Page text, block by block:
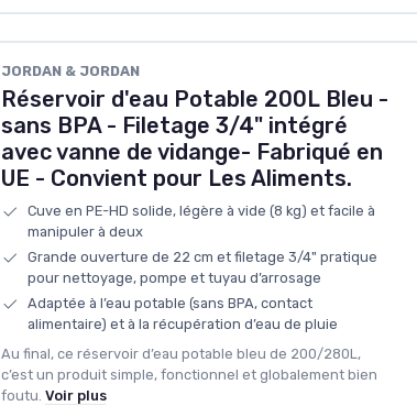
JORDAN & JORDAN
Réservoir d'eau Potable 200L Bleu -
sans BPA - Filetage 3/4" intégré
avec vanne de vidange- Fabriqué en
UE - Convient pour Les Aliments.
Cuve en PE-HD solide, légère à vide (8 kg) et facile à
manipuler à deux
Grande ouverture de 22 cm et filetage 3/4" pratique
pour nettoyage, pompe et tuyau d’arrosage
Adaptée à l’eau potable (sans BPA, contact
alimentaire) et à la récupération d’eau de pluie
Au final, ce réservoir d’eau potable bleu de 200/280L,
c’est un produit simple, fonctionnel et globalement bien
foutu. Voir plus